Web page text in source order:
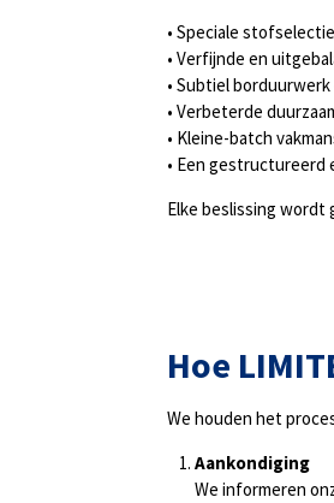
• Speciale
• Verfijnde en
• Subtiel
• Verbeterde
• Kleine-batch
• Een gestructureerd
Elke beslissing
Hoe
We houden het
Aankondiging
We informeren